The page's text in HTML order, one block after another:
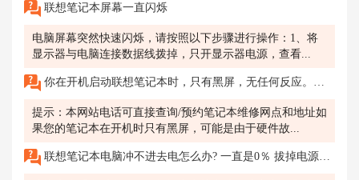
联想笔记本屏幕一直闪烁
电脑屏幕突然快速闪烁，请按照以下步骤进行操作：1、将
显示器与电脑连接数据线拨掉，只开显示器电源，查看...
你在开机启动联想笔记本时，只有黑屏，无任何反应。联想笔记本黑屏开不了机了。
提示：本网站电话可直接查询/预约笔记本维修网点和地址如
果您的笔记本在开机时只有黑屏，可能是由于硬件故...
联想笔记本电脑冲不进去电怎么办? 一直是0％ 拔掉电源线就自动关机 一直插着也不进电